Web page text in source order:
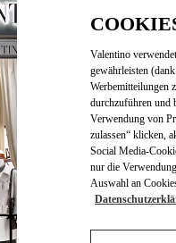
Valentino
gewährleisten
Werbemitteilungen
durchzuführen und
Verwendung von
zulassen“ klicken,
Social Media-
nur die
Auswahl an